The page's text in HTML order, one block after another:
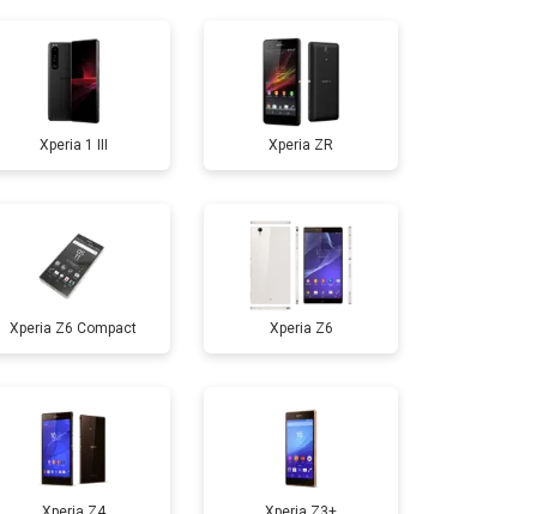
1400 ₽ Заказать
2700 ₽ Заказать
950 ₽ Заказать
1750 ₽ Заказать
3200 ₽ Заказать
1400 ₽
Xperia 1 III Xperia ZR
Xperia Z6 Compact Xperia Z6